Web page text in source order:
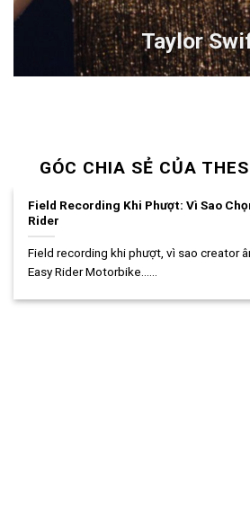
Taylor
GÓC CHIA SẺ CỦA
Field Recording Khi Phượt: Vì Sao
Rider
Field recording khi phượt, vì sao creator
Easy Rider Motorbike......